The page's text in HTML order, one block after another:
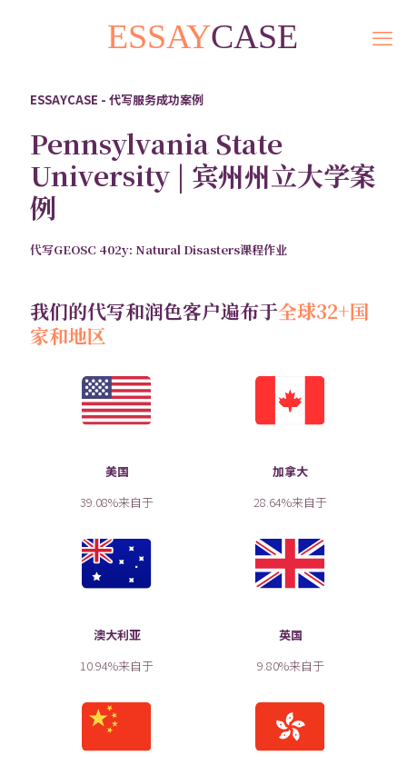
ESSAYCASE - 代写服务成功案例
Pennsylvania State
University | 宾州州立大学案
例
代写GEOSC 402y: Natural Disasters课程作业
我们的代写和润色客户遍布于全球32+国
家和地区
美国
39.08%来自于
加拿大
28.64%来自于
澳大利亚
10.94%来自于
英国
9.80%来自于